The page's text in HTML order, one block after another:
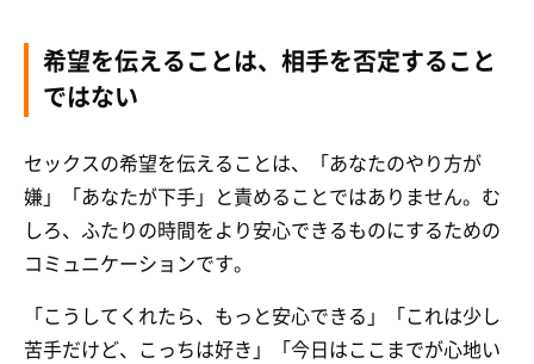
希望を伝えることは、相手を否定すること
ではない
セックスの希望を伝えることは、「あなたのやり方が
嫌」「あなたが下手」と責めることではありません。む
しろ、ふたりの時間をより安心できるものにするための
コミュニケーションです。
「こうしてくれたら、もっと安心できる」「これは少し
苦手だけど、こっちは好き」「今日はここまでが心地い